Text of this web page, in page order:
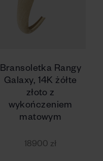
Bransoletka Rangy
Galaxy, 14K żółte
złoto z
wykończeniem
matowym
18900 zł